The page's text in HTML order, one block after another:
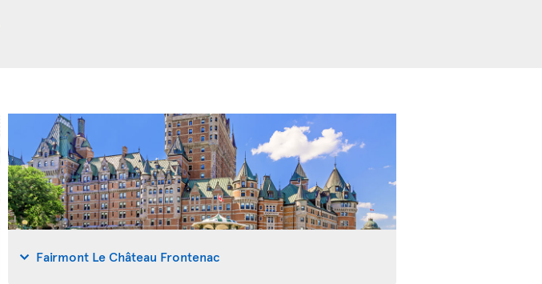
Fairmont Le Château Frontenac